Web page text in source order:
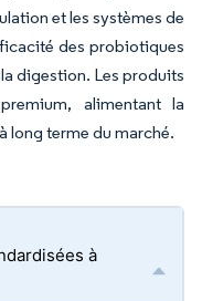
et les systèmes de
des probiotiques
digestion. Les produits
alimentant la
long terme du marché.
à